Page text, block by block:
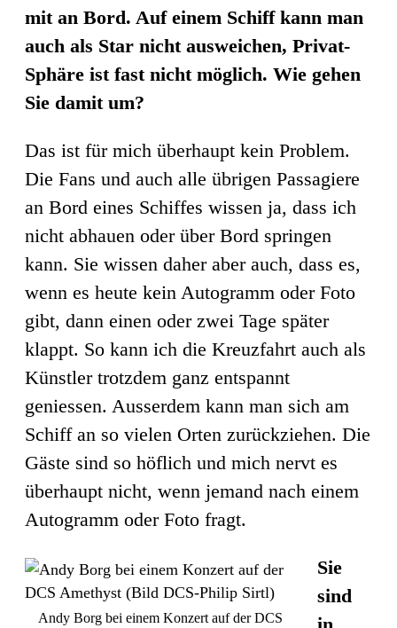
mit an Bord. Auf einem Schiff kann man
auch als Star nicht ausweichen, Privat-
Sphäre ist fast nicht möglich. Wie gehen
Sie damit um?
Das ist für mich überhaupt kein Problem.
Die Fans und auch alle übrigen Passagiere
an Bord eines Schiffes wissen ja, dass ich
nicht abhauen oder über Bord springen
kann. Sie wissen daher aber auch, dass es,
wenn es heute kein Autogramm oder Foto
gibt, dann einen oder zwei Tage später
klappt. So kann ich die Kreuzfahrt auch als
Künstler trotzdem ganz entspannt
geniessen. Ausserdem kann man sich am
Schiff an so vielen Orten zurückziehen. Die
Gäste sind so höflich und mich nervt es
überhaupt nicht, wenn jemand nach einem
Autogramm oder Foto fragt.
Andy Borg bei einem Konzert auf der DCS
Sie
sind